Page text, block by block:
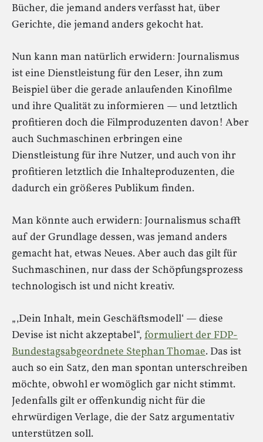
Bücher, die jemand anders verfasst hat, über
Gerichte, die jemand anders gekocht hat.
Nun kann man natürlich erwidern: Journalismus
ist eine Dienstleistung für den Leser, ihn zum
Beispiel über die gerade anlaufenden Kinofilme
und ihre Qualität zu informieren — und letztlich
profitieren doch die Filmproduzenten davon! Aber
auch Suchmaschinen erbringen eine
Dienstleistung für ihre Nutzer, und auch von ihr
profitieren letztlich die Inhalteproduzenten, die
dadurch ein größeres Publikum finden.
Man könnte auch erwidern: Journalismus schafft
auf der Grundlage dessen, was jemand anders
gemacht hat, etwas Neues. Aber auch das gilt für
Suchmaschinen, nur dass der Schöpfungsprozess
technologisch ist und nicht kreativ.
„‚Dein Inhalt, mein Geschäftsmodell‘ — diese
Devise ist nicht akzeptabel“, formuliert der FDP-
Bundestagsabgeordnete Stephan Thomae. Das ist
auch so ein Satz, den man spontan unterschreiben
möchte, obwohl er womöglich gar nicht stimmt.
Jedenfalls gilt er offenkundig nicht für die
ehrwürdigen Verlage, die der Satz argumentativ
unterstützen soll.